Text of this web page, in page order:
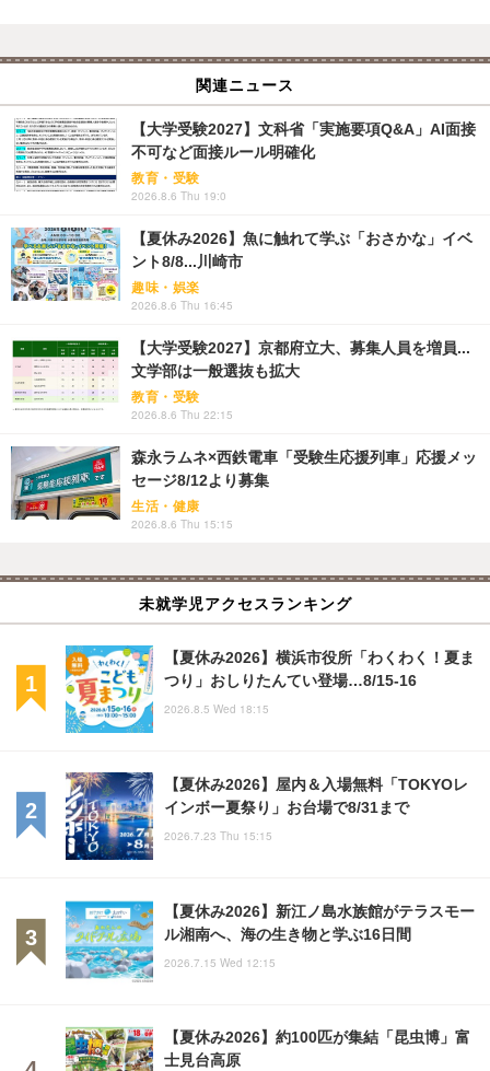
関連ニュース
【大学受験2027】文科省「実施要項Q&A」AI面接
不可など面接ルール明確化
教育・受験
2026.8.6 Thu 19:0
【夏休み2026】魚に触れて学ぶ「おさかな」イベ
ント8/8...川崎市
趣味・娯楽
2026.8.6 Thu 16:45
【大学受験2027】京都府立大、募集人員を増員...
文学部は一般選抜も拡大
教育・受験
2026.8.6 Thu 22:15
森永ラムネ×西鉄電車「受験生応援列車」応援メッ
セージ8/12より募集
生活・健康
2026.8.6 Thu 15:15
未就学児アクセスランキング
【夏休み2026】横浜市役所「わくわく！夏ま
つり」おしりたんてい登場…8/15-16
2026.8.5 Wed 18:15
【夏休み2026】屋内＆入場無料「TOKYOレ
インボー夏祭り」お台場で8/31まで
2026.7.23 Thu 15:15
【夏休み2026】新江ノ島水族館がテラスモー
ル湘南へ、海の生き物と学ぶ16日間
2026.7.15 Wed 12:15
【夏休み2026】約100匹が集結「昆虫博」富
士見台高原